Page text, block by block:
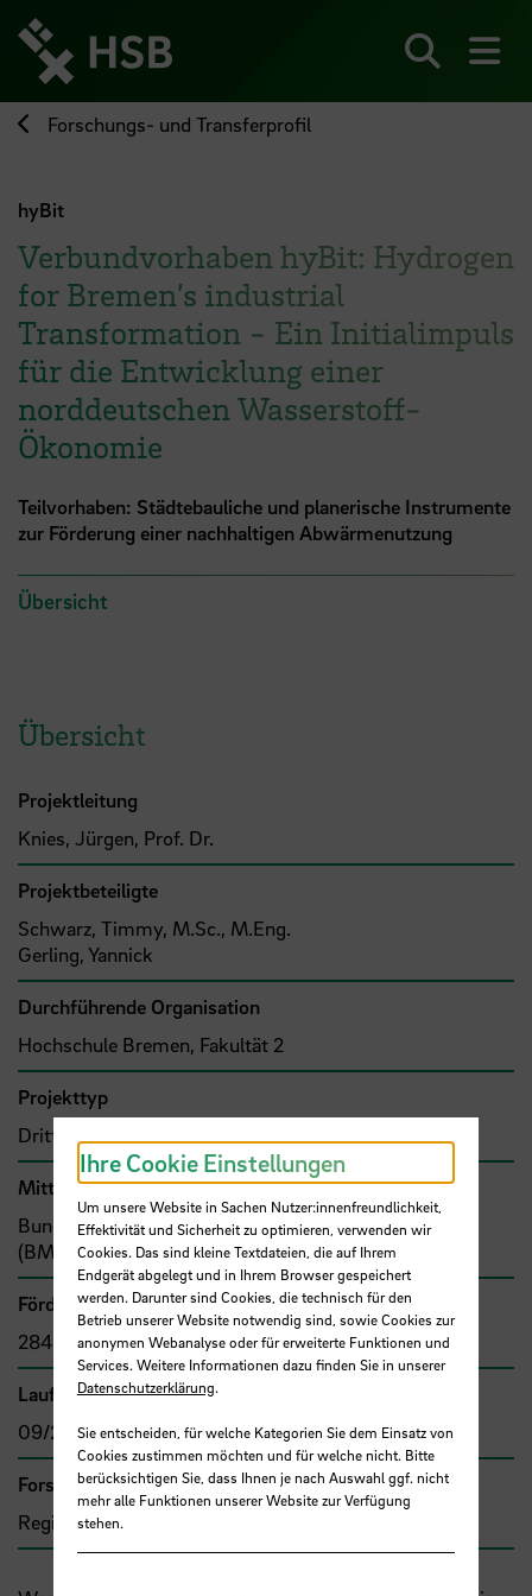
zum
Seiteninhalt
springen
Forschungs- und Transferprofil
hyBit
Verbundvorhaben hyBit: Hydrogen
for Bremen’s industrial
Transformation - Ein Initialimpuls
für die Entwicklung einer
norddeutschen Wasserstoff-
Ökonomie
Teilvorhaben: Städtebauliche und planerische Instrumente
zur Förderung einer nachhaltigen Abwärmenutzung
Übersicht
Übersicht
Projektleitung
Knies, Jürgen, Prof. Dr.
Projektbeteiligte
Schwarz, Timmy, M.Sc., M.Eng.
Gerling, Yannick
Durchführende Organisation
Hochschule Bremen, Fakultät 2
Projekttyp
Drittmittelprojekt (Zuwendung)
Mittel- bzw. Auftragsgeber
Bund, Bundesministerium für Bildung und Forschung
(BMBF)
Förder- bzw. Auftragssumme
284.254,96 €
Laufzeit
09/2022 - 08/2026
Forschungs- und Transfercluster
Region im Wandel
Ihre Cookie Einstellungen
Um unsere Website in Sachen Nutzer:innenfreundlichkeit,
Effektivität und Sicherheit zu optimieren, verwenden wir
Cookies. Das sind kleine Textdateien, die auf Ihrem
Endgerät abgelegt und in Ihrem Browser gespeichert
werden. Darunter sind Cookies, die technisch für den
Betrieb unserer Website notwendig sind, sowie Cookies zur
anonymen Webanalyse oder für erweiterte Funktionen und
Services. Weitere Informationen dazu finden Sie in unserer
Datenschutzerklärung.
Sie entscheiden, für welche Kategorien Sie dem Einsatz von
Cookies zustimmen möchten und für welche nicht. Bitte
berücksichtigen Sie, dass Ihnen je nach Auswahl ggf. nicht
mehr alle Funktionen unserer Website zur Verfügung
stehen.